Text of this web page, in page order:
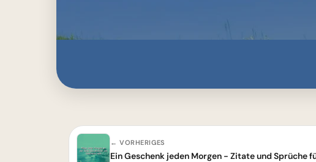
← VORHERIGES